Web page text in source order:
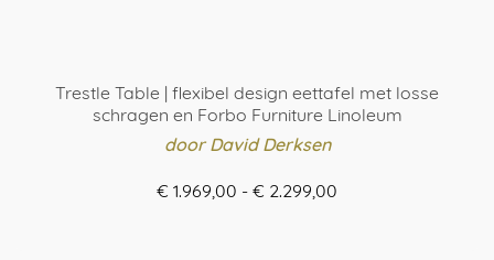
Trestle Table | flexibel design eettafel met losse
schragen en Forbo Furniture Linoleum
door David Derksen
€ 1.969,00 - € 2.299,00